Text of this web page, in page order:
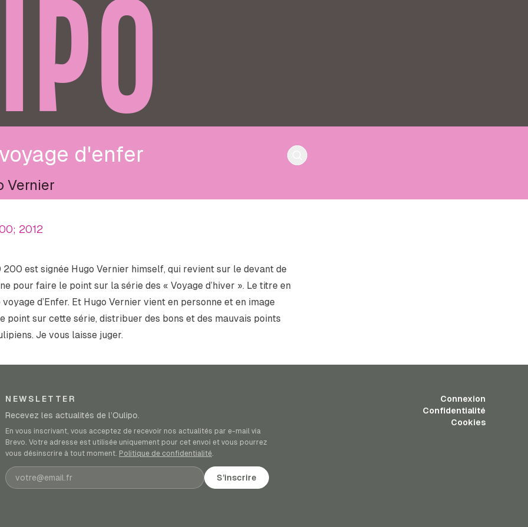
d'enfer
Vernier
2012
200 est signée Hugo Vernier himself, qui revient sur le devant de
pour faire le point sur la série des « Voyage d’hiver ». Le titre en
voyage d’Enfer. Et Hugo Vernier vient en personne et en image
point sur cette série, distribuer des bons et des mauvais points
Je vous laisse juger.
NEWSLETTER
Recevez les actualités de l’Oulipo.
En vous inscrivant, vous acceptez de recevoir nos actualités par e-mail via
Brevo. Votre adresse est utilisée uniquement pour cet envoi et vous pourrez
vous désinscrire à tout moment. Politique de confidentialité.
Adresse e-mail S’inscrire
Connexion
Confidentialité
Cookies